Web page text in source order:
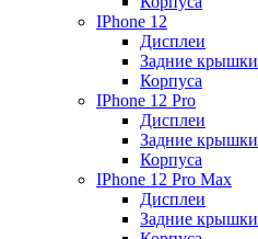
IPhone 12
Дисплеи
Задние крышки
Корпуса
IPhone 12 Pro
Дисплеи
Задние крышки
Корпуса
IPhone 12 Pro Max
Дисплеи
Задние крышки